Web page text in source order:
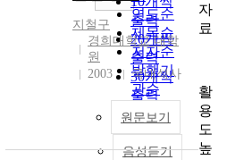
연도순
제목순
저자순
발행기
관순
출력
20개씩
출력
30개씩
출력
50개씩
출력
100개씩
지철구
경희대학교 대학
원
2003
국내석사
원문보기
음성듣기
자
료
활
용
도
높